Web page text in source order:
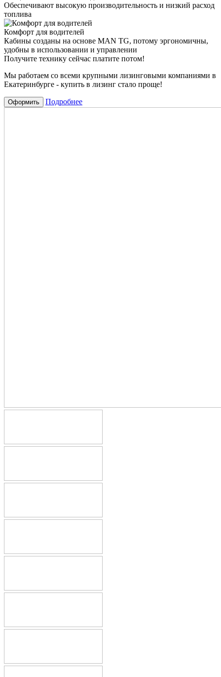
Обеспечивают высокую производительность и низкий расход
топлива
Комфорт для водителей
Кабины созданы на основе MAN TG, потому эргономичны,
удобны в использовании и управлении
Получите технику сейчас платите потом!
Мы работаем со всеми крупными лизинговыми компаниями в
Екатеринбурге - купить в лизинг стало проще!
Оформить Подробнее